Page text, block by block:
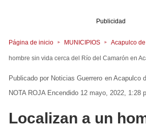
Publicidad
Página de inicio MUNICIPIOS Acapulco
hombre sin vida cerca del Río del Camarón en
Noticias Guerrero en Acapulco
NOTA ROJA Encendido 12 mayo, 2022, 1:28
Localizan a un